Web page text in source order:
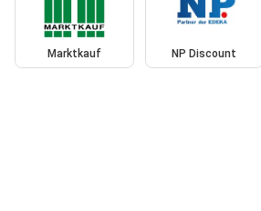
Marktkauf NP Discount